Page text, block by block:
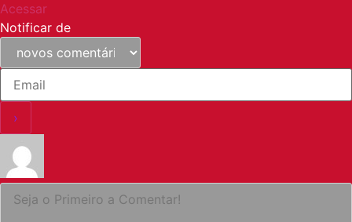
Acessar
Notificar de